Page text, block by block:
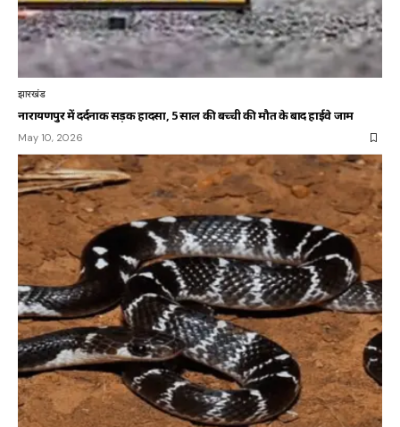
झारखंड
नारायणपुर में दर्दनाक सड़क हादसा, 5 साल की बच्ची की मौत के बाद हाईवे जाम
May 10, 2026